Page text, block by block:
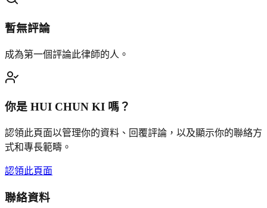
暫無評論
成為第一個評論此律師的人。
你是 HUI CHUN KI 嗎？
認領此頁面以管理你的資料、回覆評論，以及顯示你的聯絡方
式和專長範疇。
認領此頁面
聯絡資料